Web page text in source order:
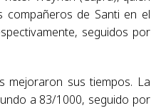
compañeros de Santi en el
seguidos por
mejoraron sus tiempos. La
a 83/1000, seguido por